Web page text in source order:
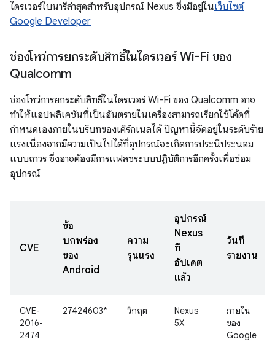
ไดรเวอร์ไบนารีล่าสุดสำหรับอุปกรณ์ Nexus ซึ่งมีอยู่ในเว็บไซต์
Google Developer
ช่องโหว่การยกระดับสิทธิ์ในไดรเวอร์ Wi-Fi ของ
Qualcomm
ช่องโหว่การยกระดับสิทธิ์ในไดรเวอร์ Wi-Fi ของ Qualcomm อาจ
ทำให้แอปพลิเคชันที่เป็นอันตรายในเครื่องสามารถเรียกใช้โค้ดที่
กำหนดเองภายในบริบทของเคิร์กเนลได้ ปัญหานี้จัดอยู่ในระดับร้าย
แรงเนื่องจากมีความเป็นไปได้ที่อุปกรณ์จะเกิดการประนีประนอม
แบบถาวร ซึ่งอาจต้องมีการแฟลชระบบปฏิบัติการอีกครั้งเพื่อซ่อม
อุปกรณ์
CVE
ข้อ
บกพร่อง
ของ
Android
ความ
รุนแรง
อุปกรณ์
Nexus
ที่
อัปเดต
แล้ว
วันที่
รายงาน
CVE-
2016-
2474
27424603* วิกฤต
Nexus
5X
ภายใน
ของ
Google